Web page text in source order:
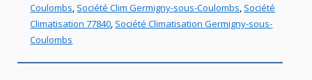
Coulombs, Société Clim Germigny-sous-Coulombs, Société
Climatisation 77840, Société Climatisation Germigny-sous-
Coulombs